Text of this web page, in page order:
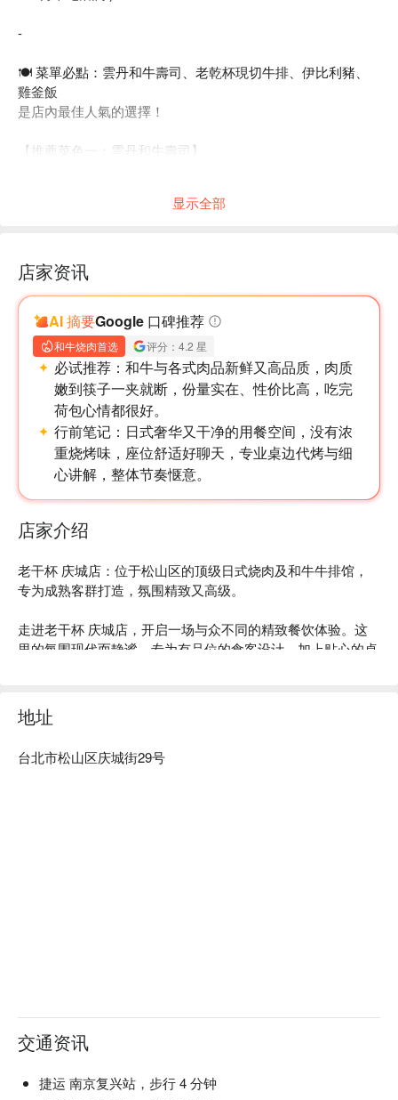
-
🍽 菜單必點：雲丹和牛壽司、老乾杯現切牛排、伊比利豬、
雞釜飯
是店內最佳人氣的選擇！
【推薦菜色一：雲丹和牛壽司】
【推薦菜色二：老乾杯現切牛排】
美食享受雙倍，澳洲穀物飼養極品和牛背系肋眼，由專人即時
显示全部
店家资讯
AI 摘要Google 口碑推荐
和牛烧肉首选 评分：4.2 星
必试推荐： 和牛与各式肉品新鲜又高品质，肉质
嫩到筷子一夹就断，份量实在、性价比高，吃完
荷包心情都很好。
行前笔记： 日式奢华又干净的用餐空间，没有浓
重烧烤味，座位舒适好聊天，专业桌边代烤与细
心讲解，整体节奏惬意。
店家介绍
老干杯 庆城店：位于松山区的顶级日式烧肉及和牛牛排馆，
专为成熟客群打造，氛围精致又高级。
走进老干杯 庆城店，开启一场与众不同的精致餐饮体验。这
里的氛围现代而静谧，专为有品位的食客设计，加上贴心的桌
内行人都爱来这的理由：店家对品质的极致追求，主打顶级日
釜饭。酒单同样经过精心挑选，不仅有获奖的“满寿泉”吟酿清
老干杯现切牛排 | 桌边新鲜现切的顶级和牛，为你锁住最佳风
味。
伊比利猪 | 被誉为“猪肉界的和牛”，口感丰腴软嫩，风味十
地址
台北市松山区庆城街29号
交通资讯
捷运 南京复兴站，步行 4 分钟